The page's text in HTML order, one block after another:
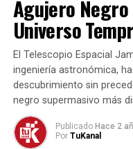
Agujero Negro
Universo
El Telescopio Espacial
ingeniería astronómica,
descubrimiento sin
negro supermasivo más
Publicado Hace 2
Por TuKanal